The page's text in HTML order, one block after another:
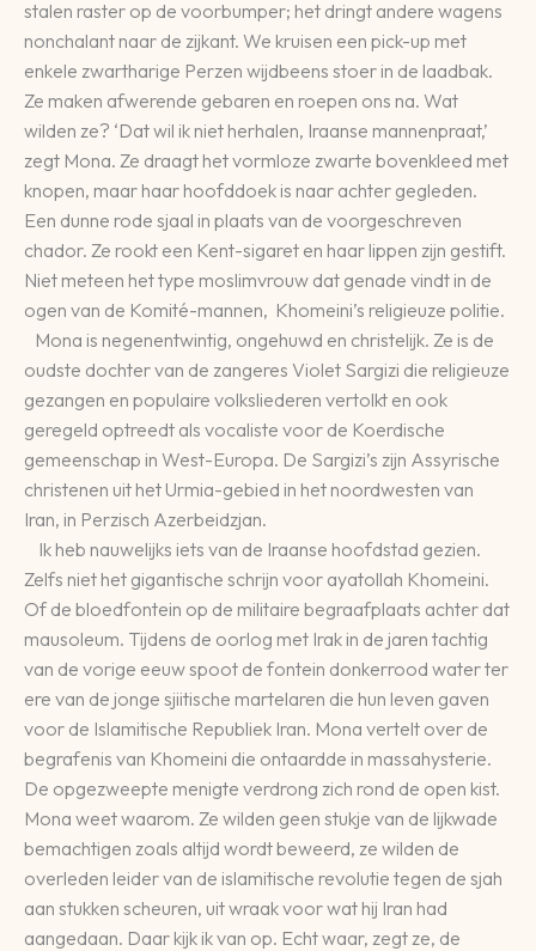
stalen raster op de voorbumper; het dringt andere wagens
nonchalant naar de zijkant. We kruisen een pick-up met
enkele zwartharige Perzen wijdbeens stoer in de laadbak.
Ze maken afwerende gebaren en roepen ons na. Wat
wilden ze? ‘Dat wil ik niet herhalen, Iraanse mannenpraat,’
zegt Mona. Ze draagt het vormloze zwarte bovenkleed met
knopen, maar haar hoofddoek is naar achter gegleden.
Een dunne rode sjaal in plaats van de voorgeschreven
chador. Ze rookt een Kent-sigaret en haar lippen zijn gestift.
Niet meteen het type moslimvrouw dat genade vindt in de
ogen van de Komité-mannen, Khomeini’s religieuze politie.
Mona is negenentwintig, ongehuwd en christelijk. Ze is de
oudste dochter van de zangeres Violet Sargizi die religieuze
gezangen en populaire volksliederen vertolkt en ook
geregeld optreedt als vocaliste voor de Koerdische
gemeenschap in West-Europa. De Sargizi’s zijn Assyrische
christenen uit het Urmia-gebied in het noordwesten van
Iran, in Perzisch Azerbeidzjan.
Ik heb nauwelijks iets van de Iraanse hoofdstad gezien.
Zelfs niet het gigantische schrijn voor ayatollah Khomeini.
Of de bloedfontein op de militaire begraafplaats achter dat
mausoleum. Tijdens de oorlog met Irak in de jaren tachtig
van de vorige eeuw spoot de fontein donkerrood water ter
ere van de jonge sjiitische martelaren die hun leven gaven
voor de Islamitische Republiek Iran. Mona vertelt over de
begrafenis van Khomeini die ontaardde in massahysterie.
De opgezweepte menigte verdrong zich rond de open kist.
Mona weet waarom. Ze wilden geen stukje van de lijkwade
bemachtigen zoals altijd wordt beweerd, ze wilden de
overleden leider van de islamitische revolutie tegen de sjah
aan stukken scheuren, uit wraak voor wat hij Iran had
aangedaan. Daar kijk ik van op. Echt waar, zegt ze, de